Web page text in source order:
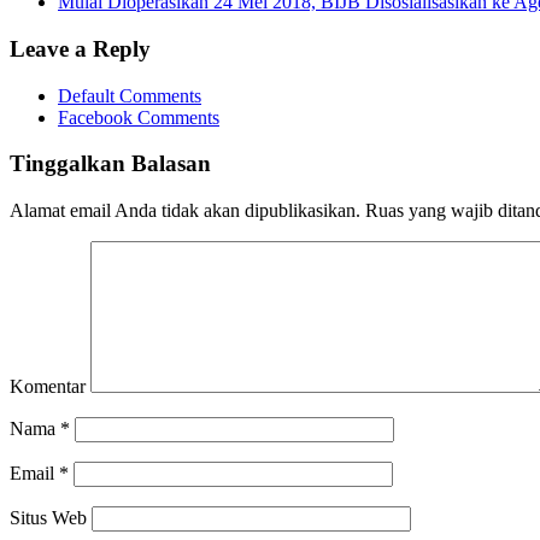
Leave a Reply
Default Comments
Facebook Comments
Tinggalkan Balasan
Alamat email Anda tidak akan dipublikasikan. Ruas yang wajib
Komentar
Nama *
Email *
Situs Web